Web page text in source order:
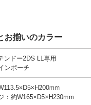
お揃いのカラー
ンドー2DS LL専用
ンポーチ
：約W165×D5×H230mm